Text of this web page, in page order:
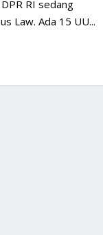
RI sedang
Law. Ada 15 UU...